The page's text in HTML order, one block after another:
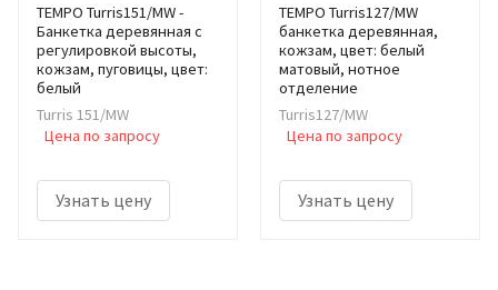
TEMPO Turris151/MW -
Банкетка деревянная с
регулировкой высоты,
кожзам, пуговицы, цвет:
белый
Turris 151/MW
Цена по запросу
Узнать цену
TEMPO Turris127/MW
банкетка деревянная,
кожзам, цвет: белый
матовый, нотное
отделение
Turris127/MW
Цена по запросу
Узнать цену